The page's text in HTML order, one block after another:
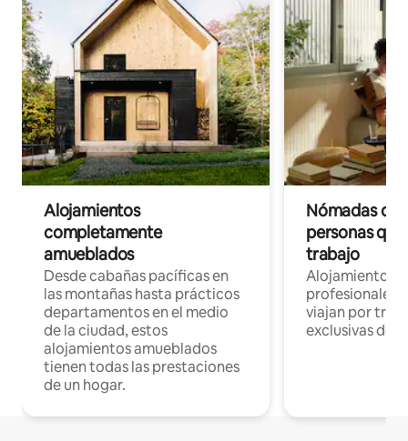
Alojamientos
completamente
amueblados
Desde cabañas pacíficas en
las montañas hasta prácticos
departamentos en el medio
de la ciudad, estos
alojamientos amueblados
tienen todas las prestaciones
de un hogar.
Nómadas
personas
trabajo
Alojamientos
profesionales
viajan por
exclusivas de